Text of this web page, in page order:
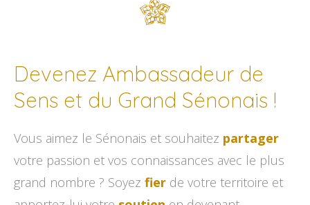
Devenez Ambassadeur de
Sens et du Grand Sénonais !
Vous aimez le Sénonais et souhaitez partager
votre passion et vos connaissances avec le plus
grand nombre ? Soyez fier de votre territoire et